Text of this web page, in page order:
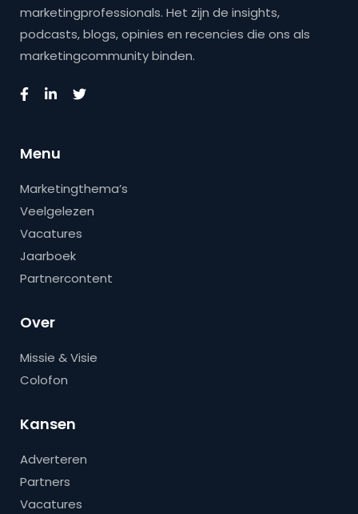
marketingprofessionals. Het zijn de insights,
podcasts, blogs, opinies en recencies die ons als
marketingcommunity binden.
Menu
Marketingthema’s
Veelgelezen
Vacatures
Jaarboek
Partnercontent
Over
Missie & Visie
Colofon
Kansen
Adverteren
Partners
Vacatures